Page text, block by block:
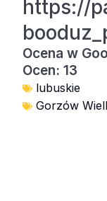
https://
Ocena w
Ocen: 13
lubuskie
Gorzów